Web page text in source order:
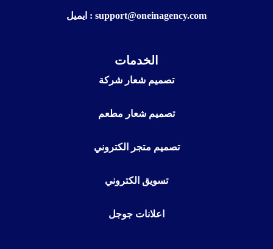
ايميل : support@oneinagency.com
الخدمات
تصميم شعار شركة
تصميم شعار مطعم
تصميم متجر الكتروني
تسويق الكتروني
اعلانات جوجل